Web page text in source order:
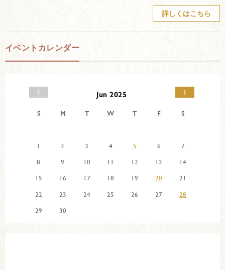
詳しくはこちら
イベントカレンダー
‹ Jun 2025 ›
S M T W T F S
1 2 3 4 5 6
7
8
9 10 11 12 13
14
15
16 17 18 19 20
21
22
23 24 25 26 27
28
29
30